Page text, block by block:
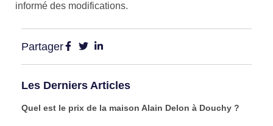
informé des modifications.
Partager
Les Derniers Articles
Quel est le prix de la maison Alain Delon à Douchy ?